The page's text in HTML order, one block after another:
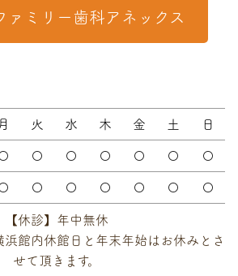
ァミリー歯科アネックス
月 火 水 木 金 土 日
〇 〇 〇 〇 〇 〇
〇 〇 〇 〇 〇 〇
【休診】年中無休
館内休館日と年末年始はお休みとさ
せて頂きます。